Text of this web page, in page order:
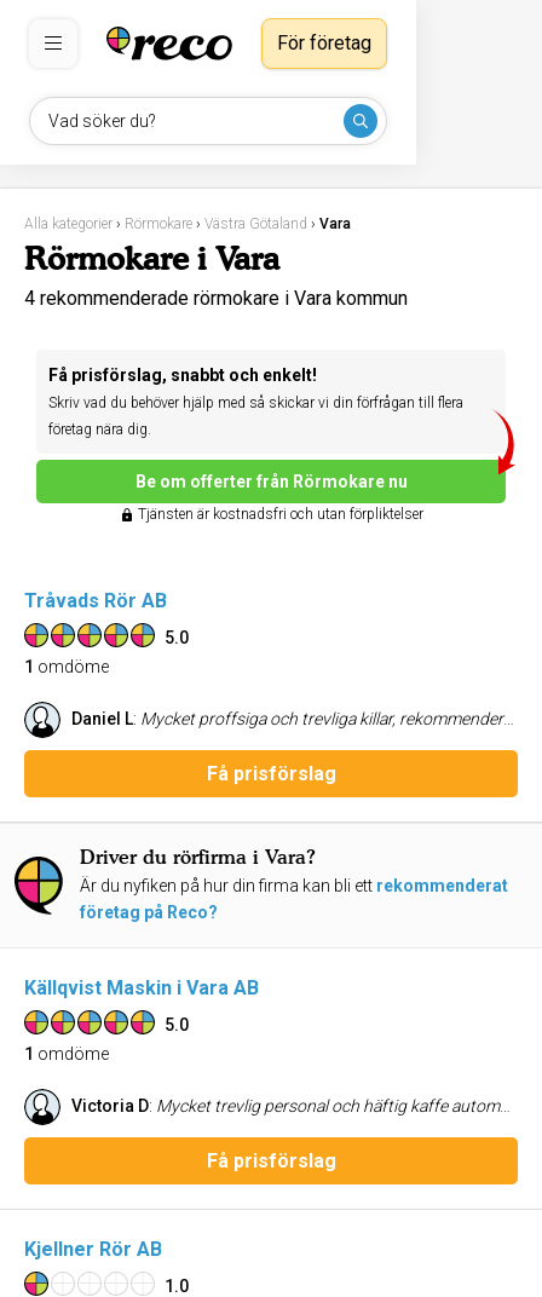
Vad söker du?
För företag
Alla kategorier › Rörmokare › Västra Götaland › Vara
Rörmokare i Vara
4 rekommenderade rörmokare i Vara kommun
Få prisförslag, snabbt och enkelt!
Skriv vad du behöver hjälp med så skickar vi din förfrågan till flera
företag nära dig.
Be om offerter från Rörmokare nu
Tjänsten är kostnadsfri och utan förpliktelser
Tråvads Rör AB
5.0
1 omdöme
Daniel L: Mycket proffsiga och trevliga killar, rekommenderas!
Få prisförslag
Driver du rörfirma i Vara?
Är du nyfiken på hur din firma kan bli ett rekommenderat
företag på Reco?
Källqvist Maskin i Vara AB
5.0
1 omdöme
Victoria D: Mycket trevlig personal och häftig kaffe automat på kontoret, söt tax.
Få prisförslag
Kjellner Rör AB
1.0